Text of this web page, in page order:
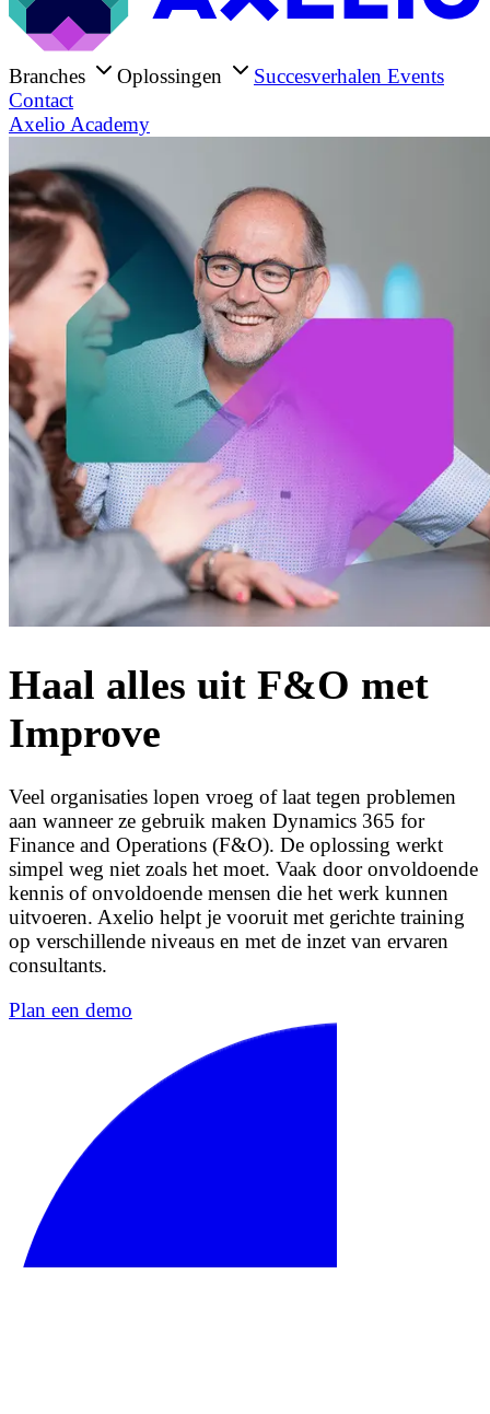
Branches Oplossingen Succesverhalen Events
Contact
Axelio Academy
Haal alles uit F&O met
Improve
Veel organisaties lopen vroeg of laat tegen problemen
aan wanneer ze gebruik maken Dynamics 365 for
Finance and Operations (F&O). De oplossing werkt
simpel weg niet zoals het moet. Vaak door onvoldoende
kennis of onvoldoende mensen die het werk kunnen
uitvoeren. Axelio helpt je vooruit met gerichte training
op verschillende niveaus en met de inzet van ervaren
consultants.
Plan een demo